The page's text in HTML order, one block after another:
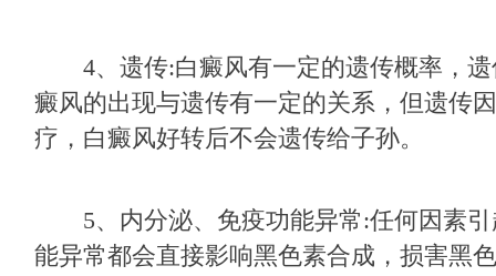
4、遗传:白癜风有一定的遗传概率，遗
癜风的出现与遗传有一定的关系，但遗传
疗，白癜风好转后不会遗传给子孙。
5、内分泌、免疫功能异常:任何因素引
能异常都会直接影响黑色素合成，损害黑